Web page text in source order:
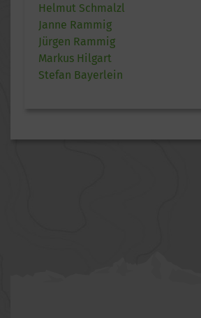
Helmut Schmalzl
Janne Rammig
Jürgen Rammig
Markus Hilgart
Stefan Bayerlein